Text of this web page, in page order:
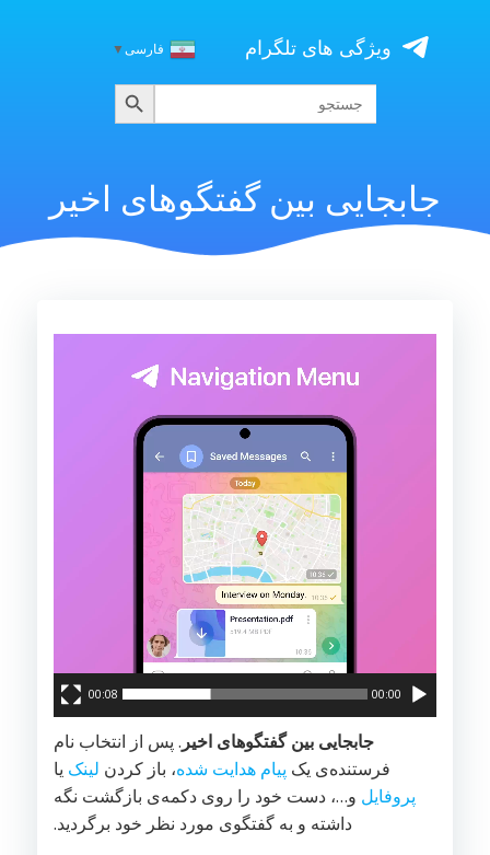
content
ویژگی های تلگرام فارسی▼
جستجو
برای:
جستجو
جابجایی بین گفتگوهای اخیر
00:00
00:08
جابجایی بین گفتگوهای اخیر . پس از انتخاب نام
فرستنده‌ی یک پیام هدایت شده، باز کردن لینک یا
پروفایل و…، دست خود را روی دکمه‌ی بازگشت نگه
داشته و به گفتگوی مورد نظر خود برگردید.